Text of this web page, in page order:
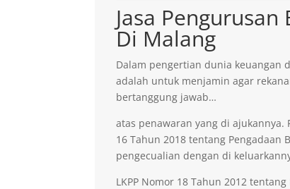
Jasa
Di Malang
Dalam pengertian dunia keuangan
adalah untuk menjamin agar
bertanggung jawab…
atas penawaran yang di
16 Tahun 2018 tentang Pengadaan
pengecualian dengan di
LKPP Nomor 18 Tahun 2012